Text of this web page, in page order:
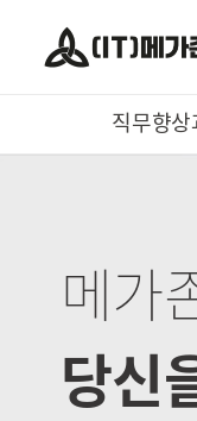
직무향상
메가
당신